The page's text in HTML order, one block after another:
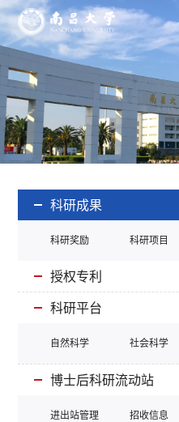
科研成果
科研奖励 科研项目
授权专利
科研平台
自然科学 社会科学
博士后科研流动站
进出站管理 招收信息